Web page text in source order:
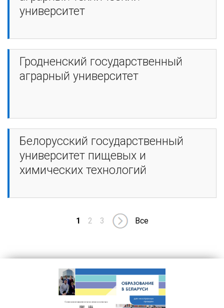
университет
Гродненский государственный
аграрный университет
Белорусский государственный
университет пищевых и
химических технологий
1 2 3 Все